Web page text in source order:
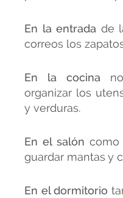
En la entrada de
correos los
En la cocina
organizar los
y verduras.
En el salón como
guardar mantas y
En el dormitorio